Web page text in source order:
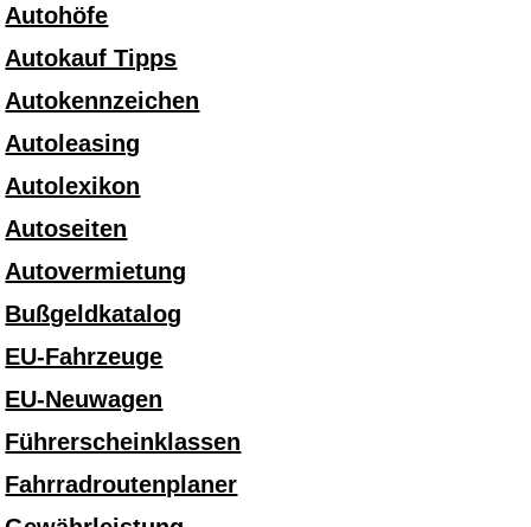
Autohöfe
Autokauf Tipps
Autokennzeichen
Autoleasing
Autolexikon
Autoseiten
Autovermietung
Bußgeldkatalog
EU-Fahrzeuge
EU-Neuwagen
Führerscheinklassen
Fahrradroutenplaner